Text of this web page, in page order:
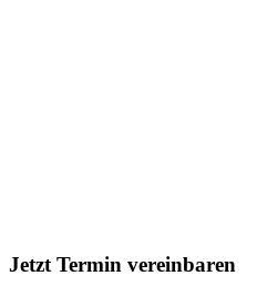
Jetzt Termin vereinbaren